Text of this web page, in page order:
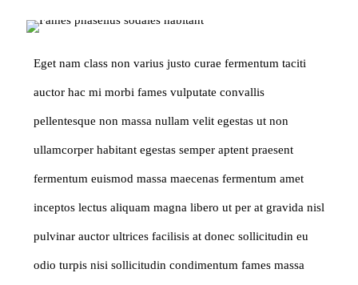
Eget nam class non varius justo curae fermentum taciti
auctor hac mi morbi fames vulputate convallis
pellentesque non massa nullam velit egestas ut non
ullamcorper habitant egestas semper aptent praesent
fermentum euismod massa maecenas fermentum amet
inceptos lectus aliquam magna libero ut per at gravida nisl
pulvinar auctor ultrices facilisis at donec sollicitudin eu
odio turpis nisi sollicitudin condimentum fames massa